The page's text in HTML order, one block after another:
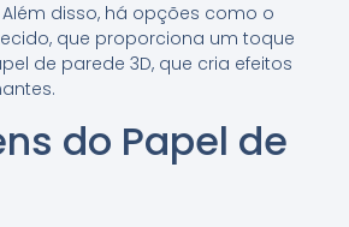
disso, há opções como o
que proporciona um toque
de parede 3D, que cria efeitos
do Papel de